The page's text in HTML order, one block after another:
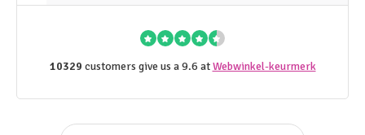
10329 customers give us a 9.6 atWebwinkel-keurmerk